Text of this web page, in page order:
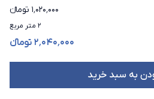
۱٬۰۲۰٬۰۰۰ تومانء
۲ متر مربع
۲٬۰۴۰٬۰۰۰ تومانء
به سبد خرید